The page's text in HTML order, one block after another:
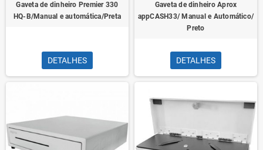
Gaveta de dinheiro Premier 330
HQ-B/Manual e automática/Preta
DETALHES
Gaveta de dinheiro Aprox
appCASH33/ Manual e Automático/
Preto
DETALHES